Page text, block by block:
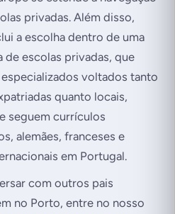
privadas. Além disso,
a escolha dentro de uma
de escolas privadas, que
voltados tanto
quanto locais,
seguem currículos
alemães, franceses e
em Portugal.
com outros pais
no Porto, entre no nosso